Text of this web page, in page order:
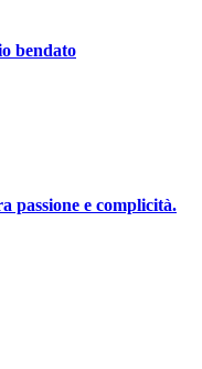
bendato
passione e complicità.